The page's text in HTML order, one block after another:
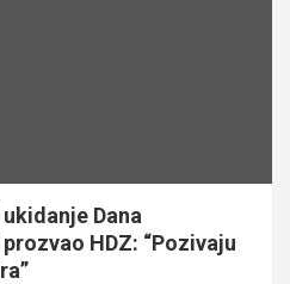
Dana
HDZ: “Pozivaju